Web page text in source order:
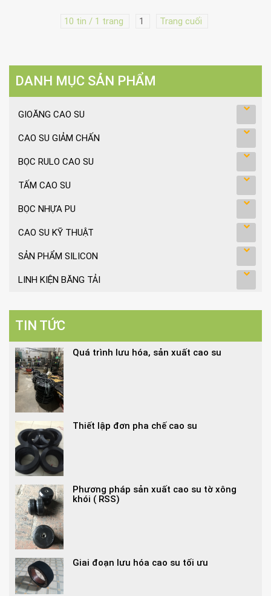
10 tin / 1 trang 1 Trang cuối
DANH MỤC SẢN PHẨM
GIOĂNG CAO SU
CAO SU GIẢM CHẤN
BỌC RULO CAO SU
TẤM CAO SU
BỌC NHỰA PU
CAO SU KỸ THUẬT
SẢN PHẨM SILICON
LINH KIỆN BĂNG TẢI
TIN TỨC
Quá trình lưu hóa, sản xuất cao su
Thiết lập đơn pha chế cao su
Phương pháp sản xuất cao su tờ xông
khói ( RSS)
Giai đoạn lưu hóa cao su tối ưu